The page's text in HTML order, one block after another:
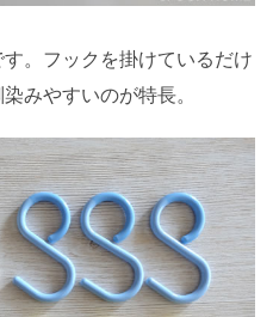
。フックを掛けているだけ
みやすいのが特長。